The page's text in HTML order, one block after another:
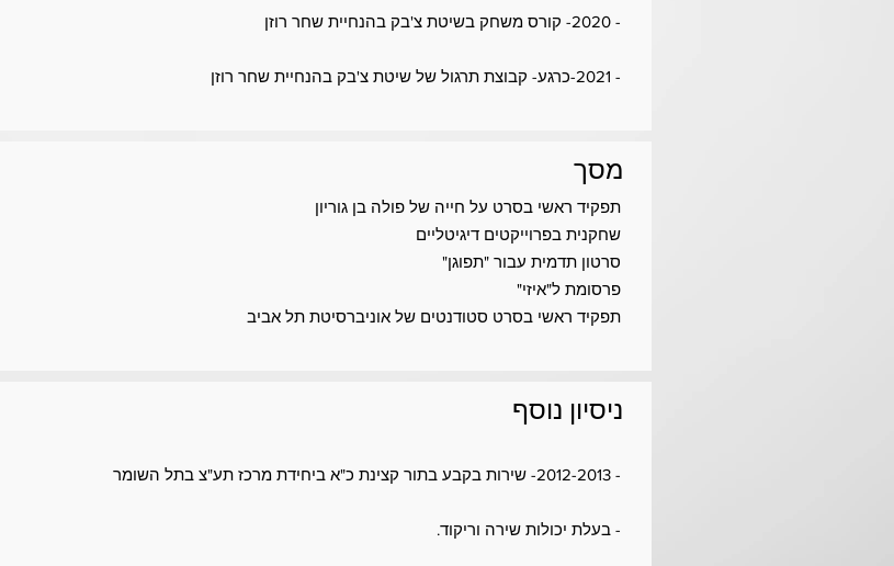
- 2020- קורס משחק בשיטת צ'בק בהנחיית שחר רוזן
- 2021-כרגע- קבוצת תרגול של שיטת צ'בק בהנחיית שחר רוזן
מסך
תפקיד ראשי בסרט על חייה של פולה בן גוריון
שחקנית בפרוייקטים דיגיטליים
סרטון תדמית עבור "תפוגן"
פרסומת ל"איזי"
תפקיד ראשי בסרט סטודנטים של אוניברסיטת תל אביב
ניסיון נוסף
- 2012-2013- שירות בקבע בתור קצינת כ"א ביחידת מרכז תע"צ בתל השומר
- בעלת יכולות שירה וריקוד.